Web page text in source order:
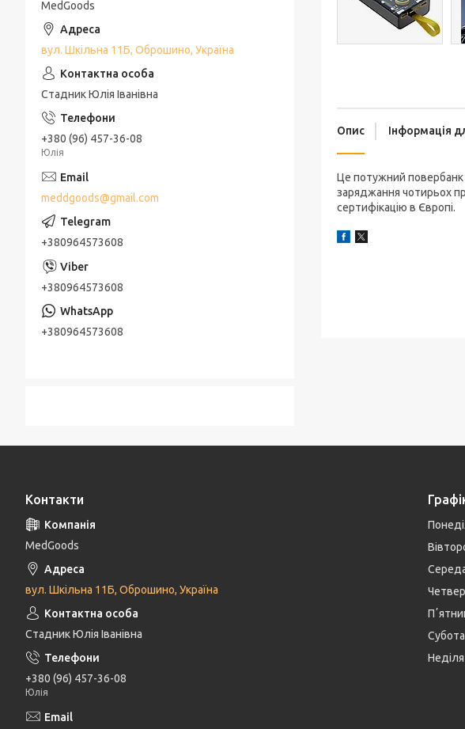
Опис Інформація
Це потужний повербанк
заряджання чотирьох
сертифікацію в Європі.
MedGoods
вул. Шкільна 11Б, Оброшино, Україна
Стадник Юлія Іванівна
+380 (96) 457-36-08
Юлія
meddgoods@gmail.com
+380964573608
+380964573608
+380964573608
Контакти
MedGoods
вул. Шкільна 11Б, Оброшино, Україна
Стадник Юлія Іванівна
+380 (96) 457-36-08
Юлія
Четвер
Субота
Неділя